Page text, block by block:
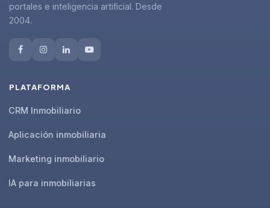
portales e inteligencia artificial. Desde
2004.
PLATAFORMA
CRM Inmobiliario
Aplicación inmobiliaria
Marketing inmobiliario
IA para inmobiliarias